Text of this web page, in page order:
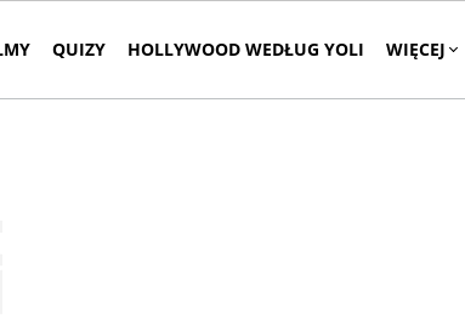
QUIZY HOLLYWOOD WEDŁUG YOLI WIĘCEJ